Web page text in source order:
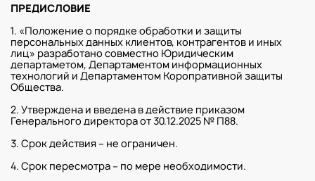
ПРЕДИСЛОВИЕ
1. «Положение о порядке обработки и защиты
персональных данных клиентов, контрагентов и иных
лиц» разработано совместно Юридическим
департаметом, Департаментом информационных
технологий и Департаментом Коропративной защиты
Общества.
2. Утверждена и введена в действие приказом
Генерального директора от 30.12.2025 № П88.
3. Срок действия – не ограничен.
4. Срок пересмотра – по мере необходимости.